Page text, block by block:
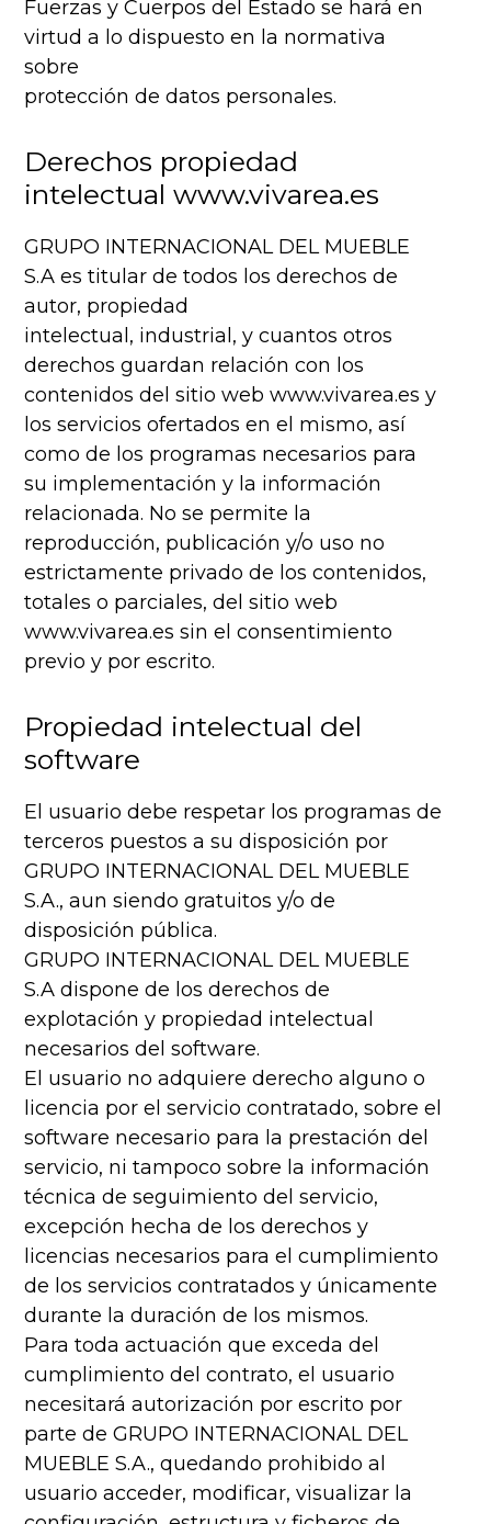
Fuerzas y Cuerpos del Estado se hará en
virtud a lo dispuesto en la normativa
sobre
protección de datos personales.
Derechos propiedad
intelectual www.vivarea.es
GRUPO INTERNACIONAL DEL MUEBLE
S.A es titular de todos los derechos de
autor, propiedad
intelectual, industrial, y cuantos otros
derechos guardan relación con los
contenidos del sitio web www.vivarea.es y
los servicios ofertados en el mismo, así
como de los programas necesarios para
su implementación y la información
relacionada. No se permite la
reproducción, publicación y/o uso no
estrictamente privado de los contenidos,
totales o parciales, del sitio web
www.vivarea.es sin el consentimiento
previo y por escrito.
Propiedad intelectual del
software
El usuario debe respetar los programas de
terceros puestos a su disposición por
GRUPO INTERNACIONAL DEL MUEBLE
S.A., aun siendo gratuitos y/o de
disposición pública.
GRUPO INTERNACIONAL DEL MUEBLE
S.A dispone de los derechos de
explotación y propiedad intelectual
necesarios del software.
El usuario no adquiere derecho alguno o
licencia por el servicio contratado, sobre el
software necesario para la prestación del
servicio, ni tampoco sobre la información
técnica de seguimiento del servicio,
excepción hecha de los derechos y
licencias necesarios para el cumplimiento
de los servicios contratados y únicamente
durante la duración de los mismos.
Para toda actuación que exceda del
cumplimiento del contrato, el usuario
necesitará autorización por escrito por
parte de GRUPO INTERNACIONAL DEL
MUEBLE S.A., quedando prohibido al
usuario acceder, modificar, visualizar la